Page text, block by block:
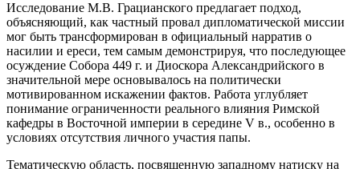
Исследование М.В. Грацианского предлагает подход,
объясняющий, как частный провал дипломатической миссии
мог быть трансформирован в официальный нарратив о
насилии и ереси, тем самым демонстрируя, что последующее
осуждение Собора 449 г. и Диоскора Александрийского в
значительной мере основывалось на политически
мотивированном искажении фактов. Работа углубляет
понимание ограниченности реального влияния Римской
кафедры в Восточной империи в середине V в., особенно в
условиях отсутствия личного участия папы.
Тематическую область, посвященную западному натиску на